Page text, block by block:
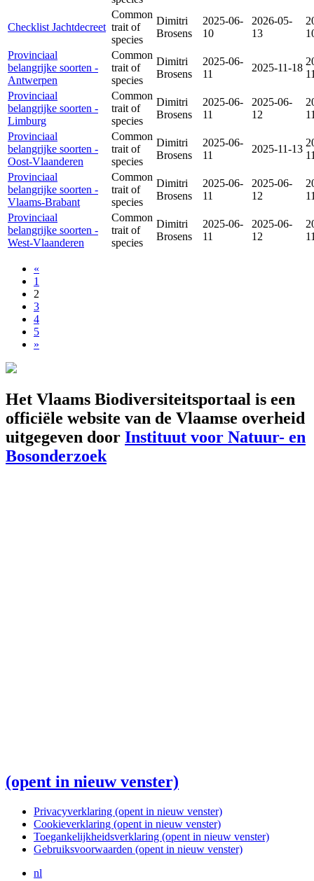
Checklist Jachtdecreet
Common
trait of
species
Dimitri
Brosens
2025-06-
10
2026-05-
13
Provinciaal
belangrijke soorten -
Antwerpen
Common
trait of
species
Dimitri
Brosens
2025-06-
11
2025-11-18
Provinciaal
belangrijke soorten -
Limburg
Common
trait of
species
Dimitri
Brosens
2025-06-
11
2025-06-
12
Provinciaal
belangrijke soorten -
Oost-Vlaanderen
Common
trait of
species
Dimitri
Brosens
2025-06-
11
2025-11-13
Provinciaal
belangrijke soorten -
Vlaams-Brabant
Common
trait of
species
Dimitri
Brosens
2025-06-
11
2025-06-
12
Provinciaal
belangrijke soorten -
West-Vlaanderen
Common
trait of
species
Dimitri
Brosens
2025-06-
11
2025-06-
12
«
1
2
3
4
5
»
Het Vlaams Biodiversiteitsportaal is een
officiële website van de Vlaamse overheid
uitgegeven door Instituut voor Natuur- en
Bosonderzoek
(opent in nieuw venster)
Privacyverklaring (opent in nieuw venster)
Cookieverklaring (opent in nieuw venster)
Toegankelijkheidsverklaring (opent in nieuw venster)
Gebruiksvoorwaarden (opent in nieuw venster)
nl